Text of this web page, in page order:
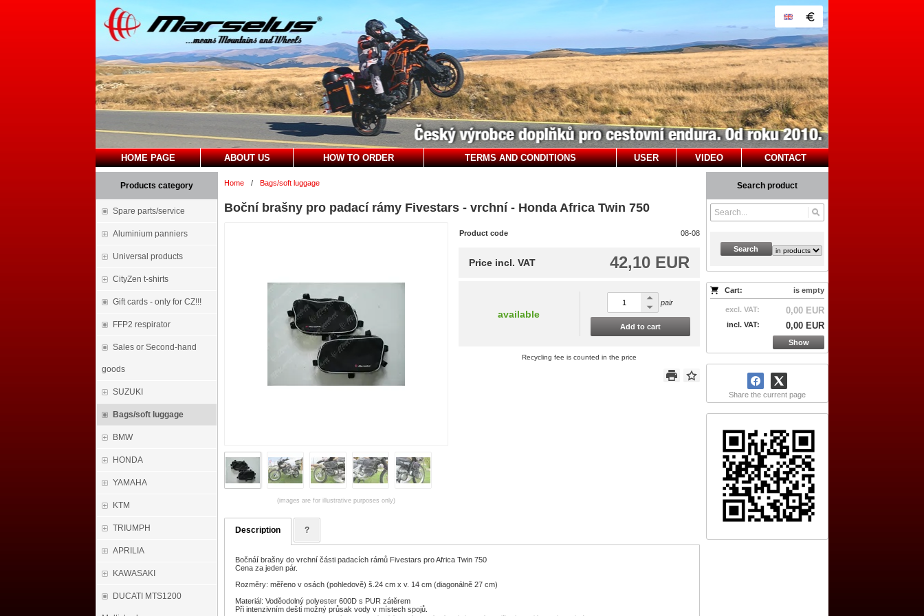
HOME PAGE ABOUT US HOW TO ORDER TERMS AND CONDITIONS USER VIDEO CONTACT
Products category
Spare parts/service
Aluminium panniers
Universal products
CityZen t-shirts
Gift cards - only for CZ!!!
FFP2 respirator
Sales or Second-hand
goods
SUZUKI
Bags/soft luggage
BMW
HONDA
YAMAHA
KTM
TRIUMPH
APRILIA
KAWASAKI
DUCATI MTS1200
Search product
Search
Cart: is empty
excl. VAT: 0,00 EUR
incl. VAT: 0,00 EUR
Show
Share the current page
Home / Bags/soft luggage
Boční brašny pro padací rámy Fivestars - vrchní - Honda Africa Twin 750
(images are for illustrative purposes only)
Product code 08-08
42,10 EUR
Price incl. VAT
available
pair
Add to cart
Recycling fee is counted in the price
Description ?
Bočnáí brašny do vrchní části padacích rámů Fivestars pro Africa Twin 750
Cena za jeden pár.
Rozměry: měřeno v osách (pohledově) š.24 cm x v. 14 cm (diagonálně 27 cm)
Materiál: Voděodolný polyester 600D s PUR zátěrem
Při intenzivním dešti možný průsak vody v místech spojů.